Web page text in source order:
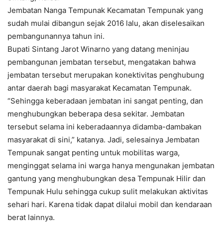
Jembatan Nanga Tempunak Kecamatan Tempunak yang
sudah mulai dibangun sejak 2016 lalu, akan diselesaikan
pembangunannya tahun ini.
Bupati Sintang Jarot Winarno yang datang meninjau
pembangunan jembatan tersebut, mengatakan bahwa
jembatan tersebut merupakan konektivitas penghubung
antar daerah bagi masyarakat Kecamatan Tempunak.
“Sehingga keberadaan jembatan ini sangat penting, dan
menghubungkan beberapa desa sekitar. Jembatan
tersebut selama ini keberadaannya didamba-dambakan
masyarakat di sini,” katanya. Jadi, selesainya Jembatan
Tempunak sangat penting untuk mobilitas warga,
menginggat selama ini warga hanya mengunakan jembatan
gantung yang menghubungkan desa Tempunak Hilir dan
Tempunak Hulu sehingga cukup sulit melakukan aktivitas
sehari hari. Karena tidak dapat dilalui mobil dan kendaraan
berat lainnya.